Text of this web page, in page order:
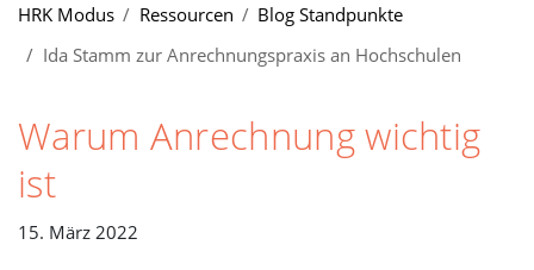
HRK Modus
Ressourcen
Blog Standpunkte
Ida Stamm zur Anrechnungspraxis an Hochschulen
Warum Anrechnung wichtig
ist
15. März 2022